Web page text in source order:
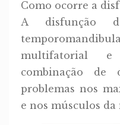
Como ocorre a
A disfunção
multifatorial
combinação de
problemas nos
e nos músculos da